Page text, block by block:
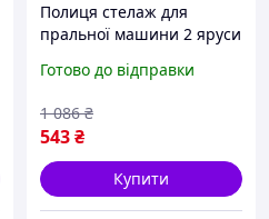
Полиця стелаж для
пральної машини 2 яруси
для зберігання побутових
Готово до відправки
543₴
1 086 ₴
Купити